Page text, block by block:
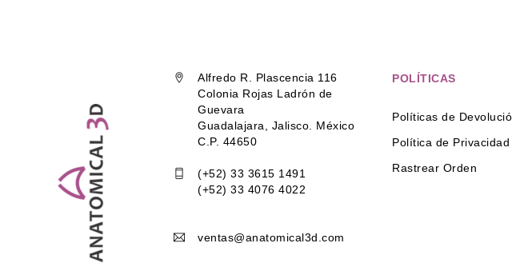
Alfredo R. Plascencia 116
Colonia Rojas Ladrón de
Guevara
Guadalajara, Jalisco. México
C.P. 44650
(+52) 33 3615 1491
(+52) 33 4076 4022
ventas@anatomical3d.com
POLÍTICAS
Políticas de
Política de Privacidad
Rastrear Orden